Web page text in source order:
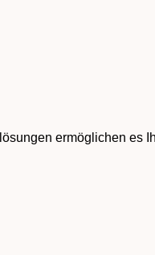
ermöglichen es